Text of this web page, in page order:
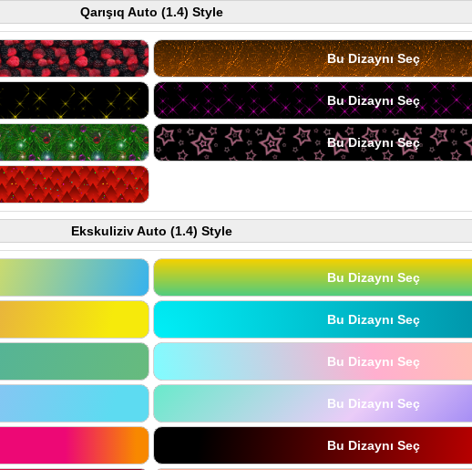
Qarışıq Auto (1.4) Style
Bu Dizaynı Seç
Bu Dizaynı Seç
Bu Dizaynı Seç
Ekskuliziv Auto (1.4) Style
Bu Dizaynı Seç
Bu Dizaynı Seç
Bu Dizaynı Seç
Bu Dizaynı Seç
Bu Dizaynı Seç